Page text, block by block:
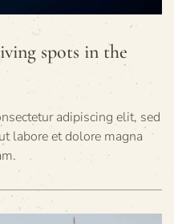
spots in the
adipiscing elit, sed
labore et dolore magna